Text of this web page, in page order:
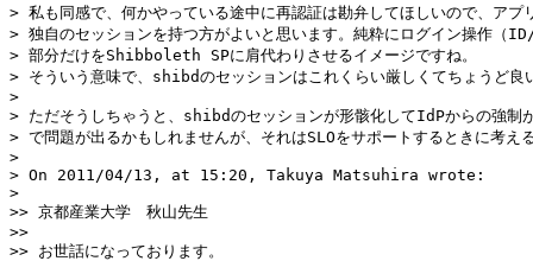
> 私も同感で、何かやっている途中に再認証は勘弁してほしいので、アプ
> 独自のセッションを持つ方がよいと思います。純粋にログイン操作（
> 部分だけをShibboleth SPに肩代わりさせるイメージですね。
> そういう意味で、shibdのセッションはこれくらい厳しくてちょうど良
>
> ただそうしちゃうと、shibdのセッションが形骸化してIdPからの強制
> で問題が出るかもしれませんが、それはSLOをサポートするときに考
>
> On 2011/04/13, at 15:20, Takuya Matsuhira wrote:
>
>> 京都産業大学　秋山先生
>>
>> お世話になっております。